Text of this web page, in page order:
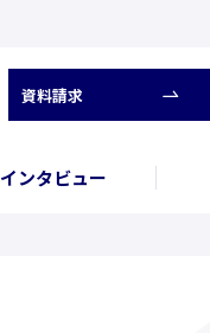
資料請求
インタビュー